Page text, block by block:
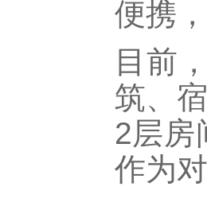
便携
目前
筑、
2层房
作为